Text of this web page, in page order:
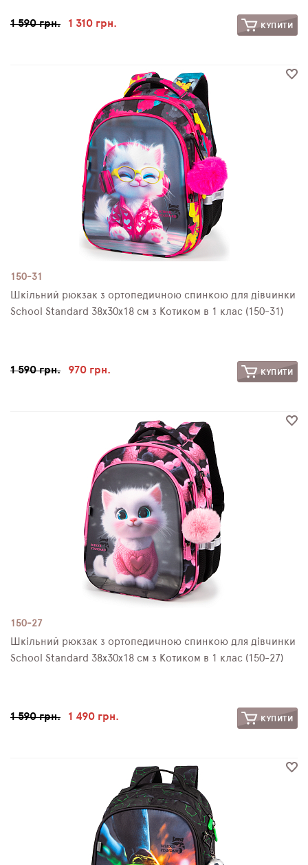
1 590 грн. 1 310 грн. КУПИТИ
150-31
Шкільний рюкзак з ортопедичною спинкою для дівчинки
School Standard 38х30х18 см з Котиком в 1 клас (150-31)
1 590 грн. 970 грн. КУПИТИ
150-27
Шкільний рюкзак з ортопедичною спинкою для дівчинки
School Standard 38х30х18 см з Котиком в 1 клас (150-27)
1 590 грн. 1 490 грн. КУПИТИ